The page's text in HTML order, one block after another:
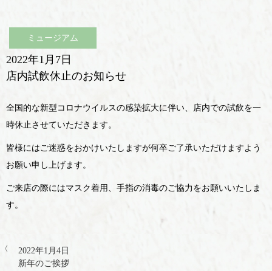
ミュージアム
2022年1月7日
店内試飲休止のお知らせ
全国的な新型コロナウイルスの感染拡大に伴い、店内での試飲を一
時休止させていただきます。
皆様にはご迷惑をおかけいたしますが何卒ご了承いただけますよう
お願い申し上げます。
ご来店の際にはマスク着用、手指の消毒のご協力をお願いいたしま
す。
2022年1月4日
新年のご挨拶